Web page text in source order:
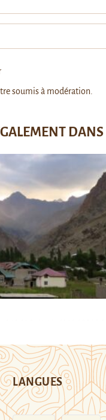
soumis à modération.
LANGUES